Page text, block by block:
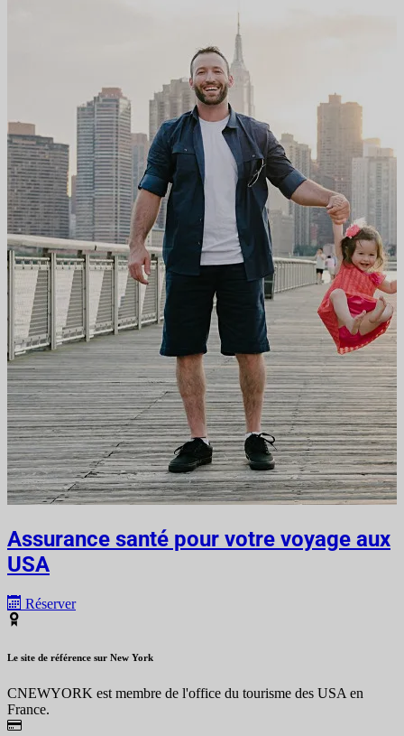
Assurance santé pour votre voyage aux
USA
Réserver
Le site de référence sur New York
CNEWYORK est membre de l'office du tourisme des USA en
France.